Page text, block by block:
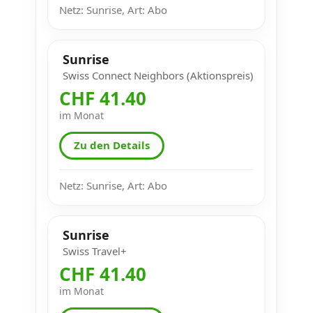
Netz: Sunrise, Art: Abo
Sunrise
Swiss Connect Neighbors (Aktionspreis)
CHF 41.40
im Monat
Zu den Details
Netz: Sunrise, Art: Abo
Sunrise
Swiss Travel+
CHF 41.40
im Monat